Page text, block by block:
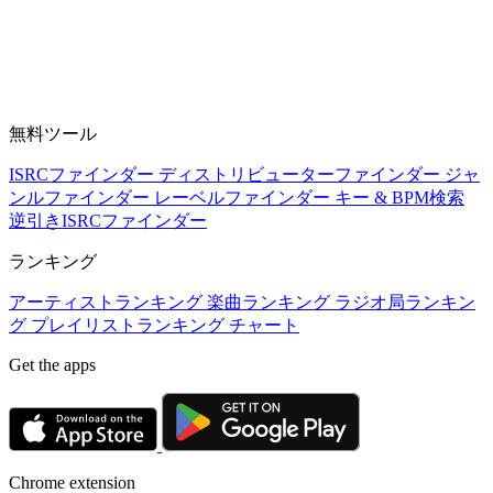
無料ツール
ISRCファインダー ディストリビューターファインダー ジャ
ンルファインダー レーベルファインダー キー & BPM検索
逆引きISRCファインダー
ランキング
アーティストランキング 楽曲ランキング ラジオ局ランキン
グ プレイリストランキング チャート
Get the apps
Chrome extension